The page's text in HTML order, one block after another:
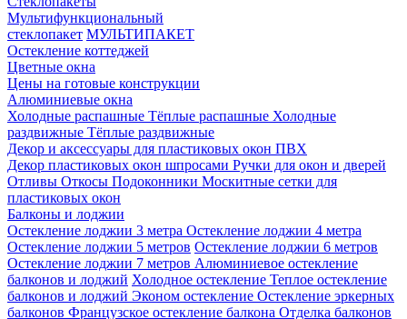
Мультифункциональный
стеклопакет МУЛЬТИПАКЕТ
Остекление коттеджей
Цветные окна
Цены на готовые конструкции
Алюминиевые окна
Холодные распашные Тёплые распашные Холодные
раздвижные Тёплые раздвижные
Декор и аксессуары для пластиковых окон ПВХ
Декор пластиковых окон шпросами Ручки для окон и дверей
Отливы Откосы Подоконники Москитные сетки для
пластиковых окон
Балконы и лоджии
Остекление лоджии 3 метра Остекление лоджии 4 метра
Остекление лоджии 5 метров Остекление лоджии 6 метров
Остекление лоджии 7 метров Алюминиевое остекление
балконов и лоджий Холодное остекление Теплое остекление
балконов и лоджий Эконом остекление Остекление эркерных
балконов Французское остекление балкона Отделка балконов